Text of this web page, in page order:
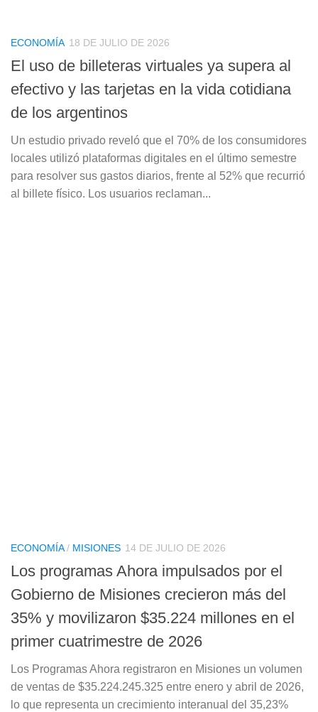
ECONOMÍA 18 DE JULIO DE 2026
El uso de billeteras virtuales ya supera al
efectivo y las tarjetas en la vida cotidiana
de los argentinos
Un estudio privado reveló que el 70% de los consumidores
locales utilizó plataformas digitales en el último semestre
para resolver sus gastos diarios, frente al 52% que recurrió
al billete físico. Los usuarios reclaman...
ECONOMÍA/ MISIONES 14 DE JULIO DE 2026
Los programas Ahora impulsados por el
Gobierno de Misiones crecieron más del
35% y movilizaron $35.224 millones en el
primer cuatrimestre de 2026
Los Programas Ahora registraron en Misiones un volumen
de ventas de $35.224.245.325 entre enero y abril de 2026,
lo que representa un crecimiento interanual del 35,23%